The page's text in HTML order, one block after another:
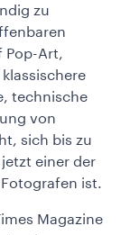
zu
Pop-Art,
technische
von
sich bis zu
einer der
ist.
Magazine